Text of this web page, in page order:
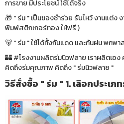
การขาย มีประโยชน์ ใช้ได้จริง
🎁 " ร่ม " เป็นของชำร่วย รับไหว้ งานแต่
พิมพ์สติกเกอร์ทอง ให้ฟรี )
🐻 " ร่ม " ใช้ได้ทั้งกันแดด และกันฝน พกพา
🏰 #โรงงานผลิตร่มนิวฟลาย เราผลิตเอ
คิดถึงร่มคุณภาพ คิดถึง " ร่มนิวฟลาย "
วิธีสั่งซื้อ " ร่ม " 1. เลิอกประเภ